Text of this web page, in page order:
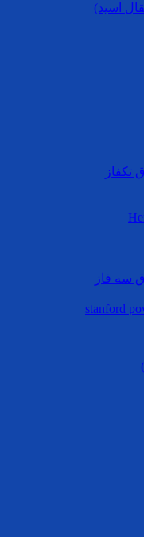
اسید)
تکفاز
سه فاز